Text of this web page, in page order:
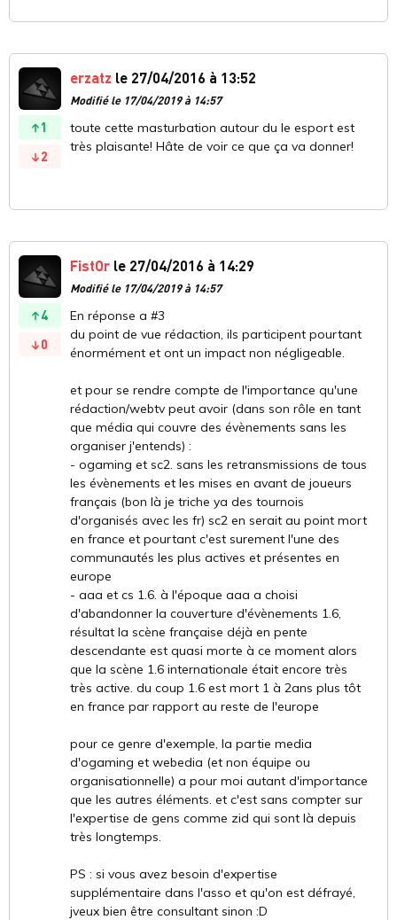
1
2
erzatz le 27/04/2016 à 13:52
Modifié le 17/04/2019 à 14:57
toute cette masturbation autour du le esport est
très plaisante! Hâte de voir ce que ça va donner!
4
0
FistOr le 27/04/2016 à 14:29
Modifié le 17/04/2019 à 14:57
En réponse a #3
du point de vue rédaction, ils participent pourtant
énormément et ont un impact non négligeable.
et pour se rendre compte de l'importance qu'une
rédaction/webtv peut avoir (dans son rôle en tant
que média qui couvre des évènements sans les
organiser j'entends) :
- ogaming et sc2. sans les retransmissions de tous
les évènements et les mises en avant de joueurs
français (bon là je triche ya des tournois
d'organisés avec les fr) sc2 en serait au point mort
en france et pourtant c'est surement l'une des
communautés les plus actives et présentes en
europe
- aaa et cs 1.6. à l'époque aaa a choisi
d'abandonner la couverture d'évènements 1.6,
résultat la scène française déjà en pente
descendante est quasi morte à ce moment alors
que la scène 1.6 internationale était encore très
très active. du coup 1.6 est mort 1 à 2ans plus tôt
en france par rapport au reste de l'europe
pour ce genre d'exemple, la partie media
d'ogaming et webedia (et non équipe ou
organisationnelle) a pour moi autant d'importance
que les autres éléments. et c'est sans compter sur
l'expertise de gens comme zid qui sont là depuis
très longtemps.
PS : si vous avez besoin d'expertise
supplémentaire dans l'asso et qu'on est défrayé,
jveux bien être consultant sinon :D